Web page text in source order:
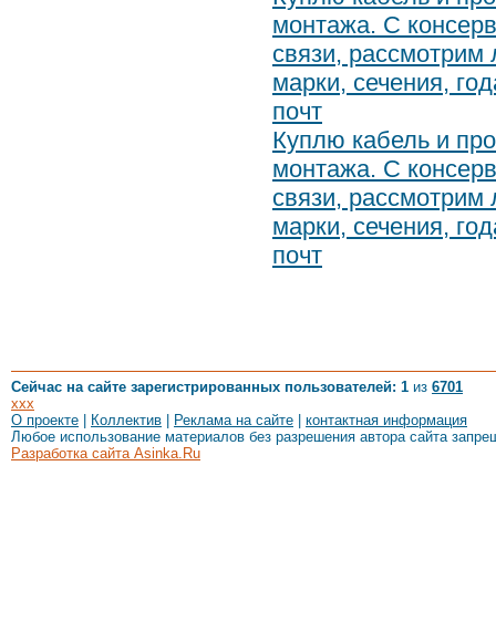
монтажа. С
связи,
марки, сечения,
почт
Куплю кабель и
монтажа. С
связи,
марки, сечения,
почт
Сейчас на сайте зарегистрированных пользователей: 1 из 6701
xxx
О проекте
Коллектив Реклама на сайте
контактная информация
Любое использование материалов без разрешения автора сайта
Разработка сайта Asinka.Ru